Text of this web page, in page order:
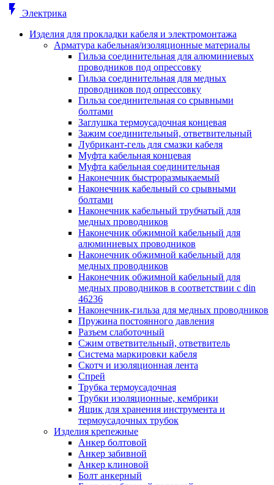
монтажные
Деталь крепежная для несущих и и
профильных реек
Зажим для крышки системы
поддержки кабелей
Кронштейн для кабельного лотка
Крышка для кабельных лотков
лотков
Лоток кабельный лестничный
Лоток кабельный листовой
Лоток кабельный проволочный
Настенный и потолочный
для кабельного лотка
Несущий профиль
лотков
Ответвление т-образное для
лотков
Пластина монтажная для
лотка
Потолочный кронштейн для
прокладки кабеля
Потолочный профиль для
Разделитель для лотка
Рейки профильные
несущие
Секция угловая для кабельных
Соединитель для кабельных
Каналы настенного и потолочного
Зажим кабельный для кабель-
Кабель-канал
Кабель-канал напольный
Кабель-канал настенный
Коробка монтажная для
кабель-канала
Коробка распределительная для
кабель-каналов
Крышка для настенного кабель-
flash_on
Электрика
Изделия для прокладки кабеля и электромонтажа
Арматура кабельная/изоляционные материалы
Гильза соединительная для алюминиевых
проводников под опрессовку
Гильза соединительная для медных
проводников под опрессовку
Гильза соединительная со срывными
болтами
Заглушка термоусадочная концевая
Зажим соединительный, ответвительный
Лубрикант-гель для смазки кабеля
Муфта кабельная концевая
Муфта кабельная соединительная
Наконечник быстроразмыкаемый
Наконечник кабельный со срывными
болтами
Наконечник кабельный трубчатый для
медных проводников
Наконечник обжимной кабельный для
алюминиевых проводников
Наконечник обжимной кабельный для
медных проводников
Наконечник обжимной кабельный для
медных проводников в соответствии с din
46236
Наконечник-гильза для медных проводников
Пружина постоянного давления
Разъем слаботочный
Сжим ответвительный, ответвитель
Система маркировки кабеля
Скотч и изоляционная лента
Спрей
Трубка термоусадочная
Трубки изоляционные, кембрики
Ящик для хранения инструмента и
термоусадочных трубок
Изделия крепежные
Анкер болтовой
Анкер забивной
Анкер клиновой
Болт анкерный